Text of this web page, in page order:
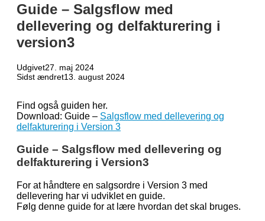
Guide – Salgsflow med
dellevering og delfakturering i
version3
Udgivet27. maj 2024
Sidst ændret13. august 2024
Find også guiden her.
Download: Guide – Salgsflow med dellevering og
delfakturering i Version 3
Guide – Salgsflow med dellevering og
delfakturering i Version3
For at håndtere en salgsordre i Version 3 med
dellevering har vi udviklet en guide.
Følg denne guide for at lære hvordan det skal bruges.